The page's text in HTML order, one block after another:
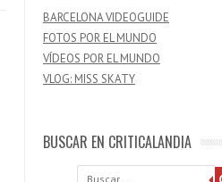
BARCELONA VIDEOGUIDE
FOTOS POR EL MUNDO
VÍDEOS POR EL MUNDO
VLOG: MISS SKATY
BUSCAR EN CRITICALANDIA
Buscar